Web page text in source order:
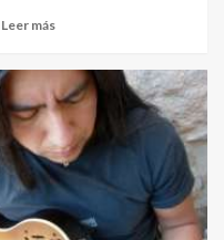
Leer más